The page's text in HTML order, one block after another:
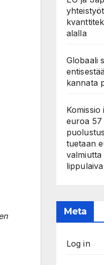
alalla
Globaali
kannata
euroa 57
tuetaan
Meta
Log in